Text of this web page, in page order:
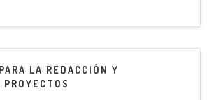
LA REDACCIÓN Y